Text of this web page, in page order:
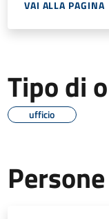
VAI ALLA PAGINA
Tipo di
ufficio